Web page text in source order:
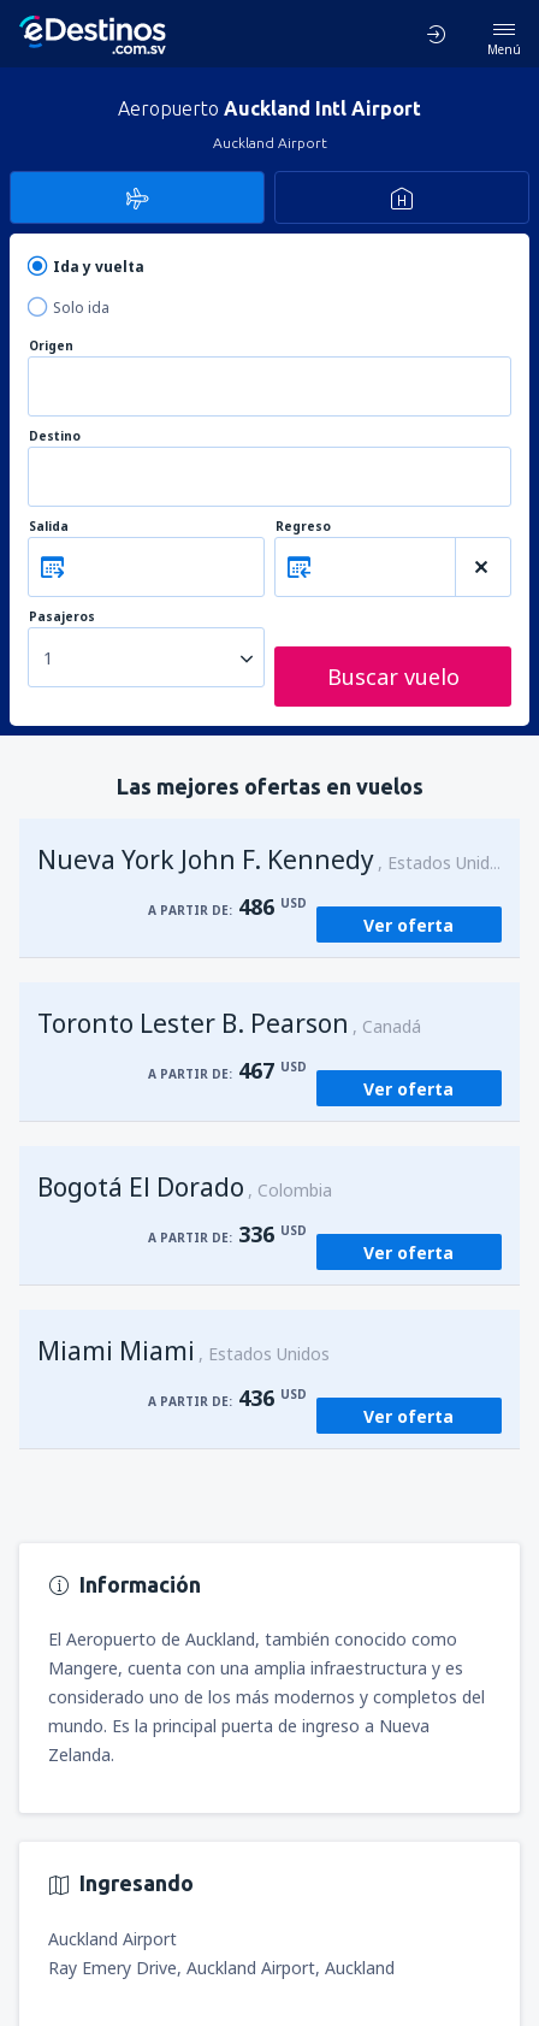
Menú
Aeropuerto Auckland Intl Airport
Auckland Airport
Ida y vuelta
Solo ida
Origen
Destino
Salida Regreso
Pasajeros
1
Buscar vuelo
Las mejores ofertas en vuelos
Nueva York John F. Kennedy Estados Unidos
A PARTIR DE: 486 USD
Ver oferta
Toronto Lester B. Pearson Canadá
A PARTIR DE: 467 USD
Ver oferta
Bogotá El Dorado Colombia
A PARTIR DE: 336 USD
Ver oferta
Miami Miami Estados Unidos
A PARTIR DE: 436 USD
Ver oferta
Información
El Aeropuerto de Auckland, también conocido como
Mangere, cuenta con una amplia infraestructura y es
considerado uno de los más modernos y completos del
mundo. Es la principal puerta de ingreso a Nueva
Zelanda.
Ingresando
Auckland Airport
Ray Emery Drive, Auckland Airport, Auckland